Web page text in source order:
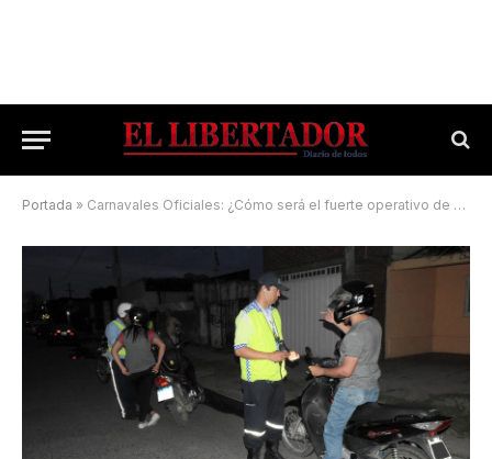
Portada » Carnavales Oficiales: ¿Cómo será el fuerte operativo de seguridad vial?